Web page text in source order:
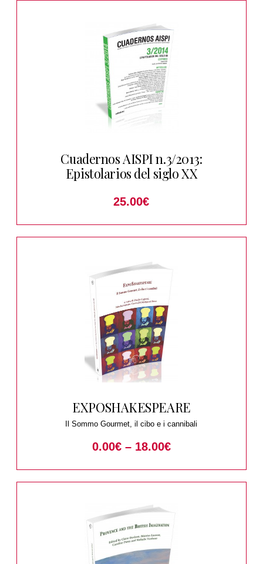
Cuadernos AISPI n.3/2013:
Epistolarios del siglo XX
25.00€
EXPOSHAKESPEARE
Il Sommo Gourmet, il cibo e i cannibali
0.00€ – 18.00€